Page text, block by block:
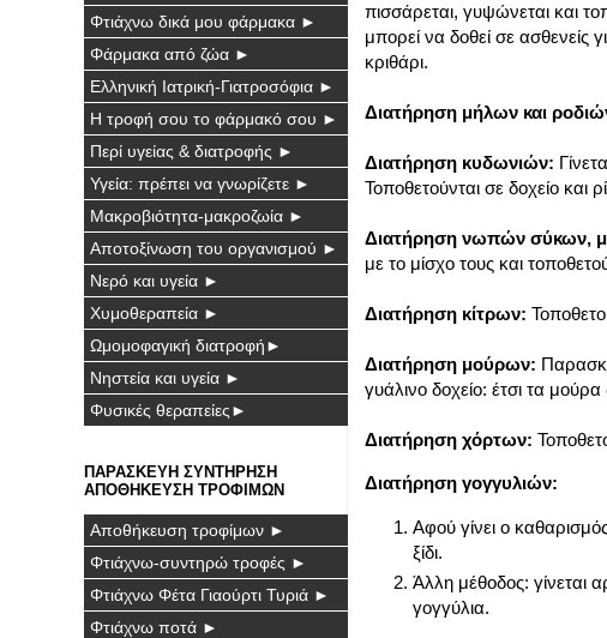
πισσάρεται, γυψώνεται και
μπορεί να δοθεί σε
κριθάρι.
Διατήρηση μήλων και
Διατήρηση κυδωνιών:
Τοποθετούνται σε δοχείο και
Διατήρηση νωπών σύκων,
με το μίσχο τους και
Διατήρηση κίτρων:
Διατήρηση μούρων:
γυάλινο δοχείο: έτσι τα
Διατήρηση χόρτων:
Διατήρηση γογγυλιών:
Αφού γίνει ο
ξίδι.
Άλλη μέθοδος: γίνεται
γογγύλια.
Φτιάχνω δικά μου φάρμακα ►
Φάρμακα από ζώα ►
Ελληνική Ιατρική-Γιατροσόφια ►
Η τροφή σου το φάρμακό σου ►
Περί υγείας & διατροφής ►
Υγεία: πρέπει να γνωρίζετε ►
Μακροβιότητα-μακροζωία ►
Αποτοξίνωση του οργανισμού ►
Νερό και υγεία ►
Χυμοθεραπεία ►
Ωμομοφαγική διατροφή►
Νηστεία και υγεία ►
Φυσικές θεραπείες►
ΠΑΡΑΣΚΕΥΗ ΣΥΝΤΗΡΗΣΗ
ΑΠΟΘΗΚΕΥΣΗ ΤΡΟΦΙΜΩΝ
Αποθήκευση τροφίμων ►
Φτιάχνω-συντηρώ τροφές ►
Φτιάχνω Φέτα Γιαούρτι Τυριά ►
Φτιάχνω ποτά ►